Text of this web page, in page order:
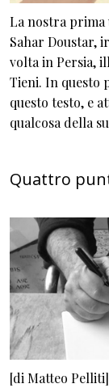
La nostra prima
Sahar Doustar,
volta in Persia,
Tieni. In questo
questo testo, e
qualcosa della
Quattro
[di Matteo